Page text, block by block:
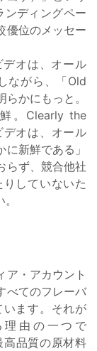
ンディングペー
優位のメッセー
デオは、オール
ながら、「Old
かにもっと。
。Clearly the
オは、オール
新鮮である」
らず、競合他社
していないた
ア・アカウント
べてのフレーバ
ます。それが
理由の一つで
品質の原材料